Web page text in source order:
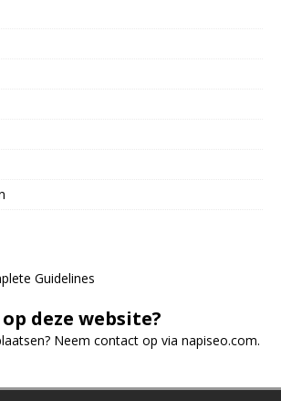
Guidelines
deze website?
Neem contact op via napiseo.com.